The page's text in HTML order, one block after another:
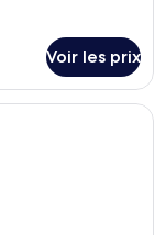
Voir les prix
une table, deux